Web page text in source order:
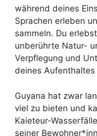
während deines
Sprachen erleben
sammeln. Du
unberührte Natur-
Verpflegung und
deines
Guyana hat zwar
viel zu bieten und
Kaieteur-
seiner